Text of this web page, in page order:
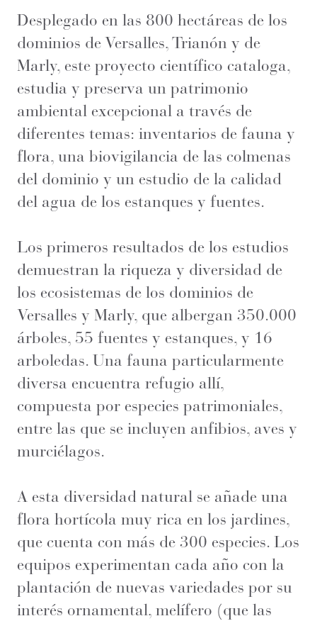
Desplegado en las 800 hectáreas de los
dominios de Versalles, Trianón y de
Marly, este proyecto científico cataloga,
estudia y preserva un patrimonio
ambiental excepcional a través de
diferentes temas: inventarios de fauna y
flora, una biovigilancia de las colmenas
del dominio y un estudio de la calidad
del agua de los estanques y fuentes.
Los primeros resultados de los estudios
demuestran la riqueza y diversidad de
los ecosistemas de los dominios de
Versalles y Marly, que albergan 350.000
árboles, 55 fuentes y estanques, y 16
arboledas. Una fauna particularmente
diversa encuentra refugio allí,
compuesta por especies patrimoniales,
entre las que se incluyen anfibios, aves y
murciélagos.
A esta diversidad natural se añade una
flora hortícola muy rica en los jardines,
que cuenta con más de 300 especies. Los
equipos experimentan cada año con la
plantación de nuevas variedades por su
interés ornamental, melífero (que las